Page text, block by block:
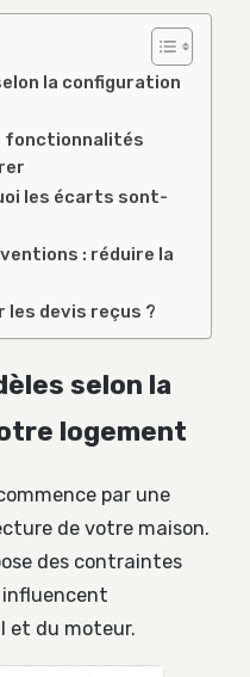
la configuration
fonctionnalités
les écarts sont-
: réduire la
les devis reçus ?
selon la
logement
par une
de votre maison.
des contraintes
influencent
et du moteur.